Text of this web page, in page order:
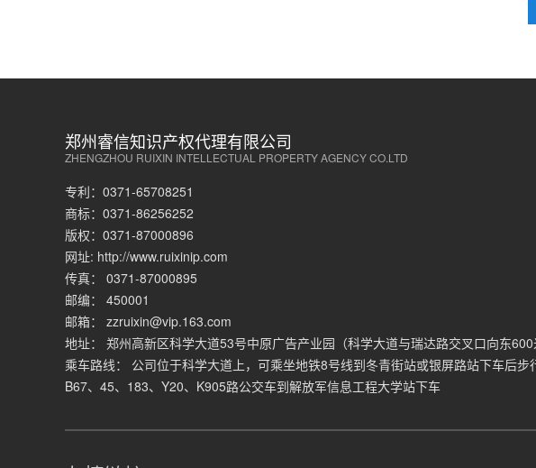
郑州睿信知识产权代理有限公司
ZHENGZHOU RUIXIN INTELLECTUAL PROPERTY AGENCY CO.LTD
专利：0371-65708251
商标：0371-86256252
版权：0371-87000896
网址: http://www.ruixinip.com
传真： 0371-87000895
邮编： 450001
邮箱： zzruixin@vip.163.com
地址： 郑州高新区科学大道53号中原广告产业园（科学大道与瑞达路交叉口向东
乘车路线： 公司位于科学大道上，可乘坐地铁8号线到冬青街站或银屏路站下车后步
B67、45、183、Y20、K905路公交车到解放军信息工程大学站下车